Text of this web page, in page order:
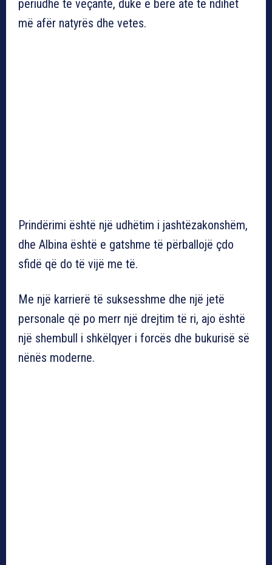
periudhë të veçantë, duke e bërë atë të ndihet
më afër natyrës dhe vetes.
Prindërimi është një udhëtim i jashtëzakonshëm,
dhe Albina është e gatshme të përballojë çdo
sfidë që do të vijë me të.
Me një karrierë të suksesshme dhe një jetë
personale që po merr një drejtim të ri, ajo është
një shembull i shkëlqyer i forcës dhe bukurisë së
nënës moderne.